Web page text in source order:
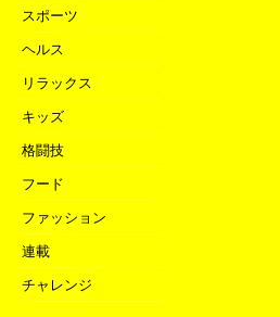
スポーツ
ヘルス
リラックス
キッズ
格闘技
フード
ファッション
連載
チャレンジ